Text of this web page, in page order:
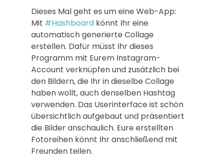
Dieses Mal geht es um eine Web-App:
Mit #Hashboard könnt Ihr eine
automatisch generierte Collage
erstellen. Dafür müsst Ihr dieses
Programm mit Eurem Instagram-
Account verknüpfen und zusätzlich bei
den Bildern, die Ihr in dieselbe Collage
haben wollt, auch denselben Hashtag
verwenden. Das Userinterface ist schön
übersichtlich aufgebaut und präsentiert
die Bilder anschaulich. Eure erstellten
Fotoreihen könnt Ihr anschließend mit
Freunden teilen.